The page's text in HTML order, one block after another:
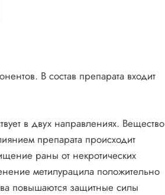
В состав препарата входит
в двух направлениях. Вещество
препарата происходит
раны от некротических
метилурацила положительно
повышаются защитные силы